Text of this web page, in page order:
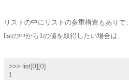
リストの中にリストの多重構造もありで、
listの中から1の値を取得したい場合は、
>>> list[0][0]
1